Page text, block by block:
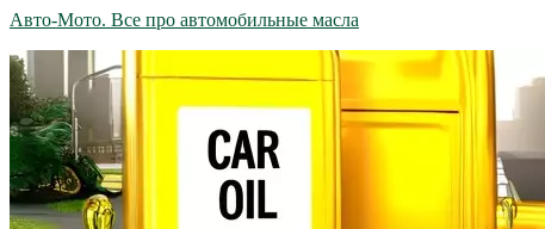
Авто-Мото. Все про автомобильные масла